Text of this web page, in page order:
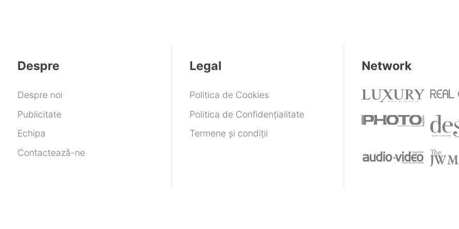
Despre
Despre noi
Publicitate
Echipa
Contactează-ne
Legal
Politica de Cookies
Politica de Confidențialitate
Termene și condiții
Network